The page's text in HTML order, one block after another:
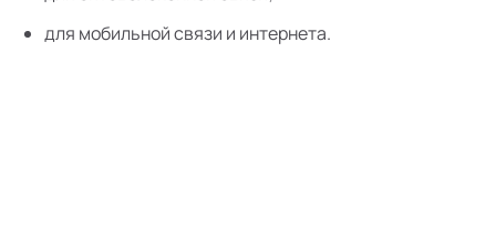
для мобильной связи и интернета.